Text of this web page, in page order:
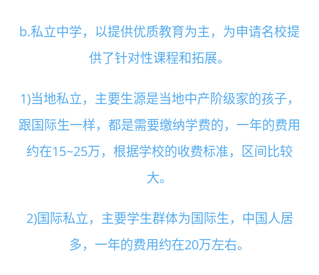
b.私立中学，以提供优质教育为主，为申请名校提
供了针对性课程和拓展。
1)当地私立，主要生源是当地中产阶级家的孩子，
跟国际生一样，都是需要缴纳学费的，一年的费用
约在15~25万，根据学校的收费标准，区间比较
大。
2)国际私立，主要学生群体为国际生，中国人居
多，一年的费用约在20万左右。